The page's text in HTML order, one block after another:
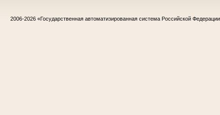
2006-2026 «Государственная автоматизированная система Российской